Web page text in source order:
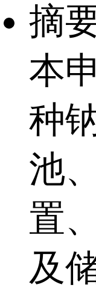
摘
本
种
池
置
及